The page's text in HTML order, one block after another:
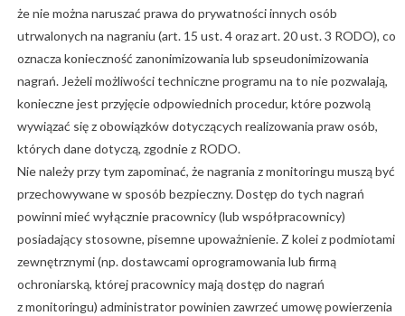
że nie można naruszać prawa do prywatności innych osób
utrwalonych na nagraniu (art. 15 ust. 4 oraz art. 20 ust. 3 RODO), co
oznacza konieczność zanonimizowania lub spseudonimizowania
nagrań. Jeżeli możliwości techniczne programu na to nie pozwalają,
konieczne jest przyjęcie odpowiednich procedur, które pozwolą
wywiązać się z obowiązków dotyczących realizowania praw osób,
których dane dotyczą, zgodnie z RODO.
Nie należy przy tym zapominać, że nagrania z monitoringu muszą być
przechowywane w sposób bezpieczny. Dostęp do tych nagrań
powinni mieć wyłącznie pracownicy (lub współpracownicy)
posiadający stosowne, pisemne upoważnienie. Z kolei z podmiotami
zewnętrznymi (np. dostawcami oprogramowania lub firmą
ochroniarską, której pracownicy mają dostęp do nagrań
z monitoringu) administrator powinien zawrzeć umowę powierzenia